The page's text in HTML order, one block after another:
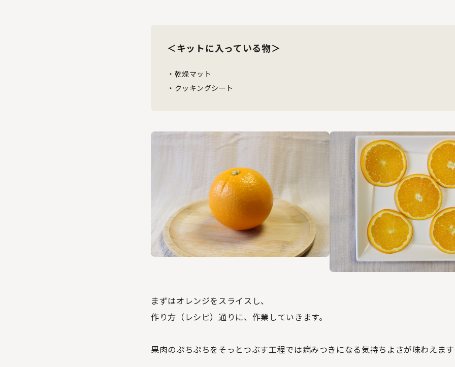
＜キットに入っている物＞
・乾燥マット
・クッキングシート
まずはオレンジをスライスし、
作り方（レシピ）通りに、作業していきます。
果肉のぷちぷちをそっとつぶす工程では病みつきになる気持ちよさが味わえま